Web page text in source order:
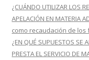
¿CUÁNDO UTILIZAR LOS
APELACIÓN EN MATERIA
como recaudación de
¿EN QUÉ SUPUESTOS SE
PRESTA EL SERVICIO DE